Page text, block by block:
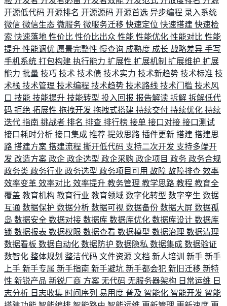
开源低代码 开源排名 开源源码 开源首选 异步编程 录入系统
微信 微信生态 微服务 微服务迁移 快速定位 快速搭建 快速检
索 快速落地 性价比 性价比出众 性能 性能优化 性能对比 性能
提升 性能调优 愿景完整性 慢查询 成熟度 成长 战略差异 手写
手机系统 打包构建 执行能力 扩展性 扩展机制 扩展维护 扩展
能力 批量 技巧 技术 技术债 技术实力 技术新趋势 技术标准 技
术栈 技术管理 技术编程 技术趋势 技术路线 技术门槛 技术风
口 技能 技能提升 技能转型 投入回报 报告解读 拆解 拆解低代
码 拒绝 拓展性 拖拽开发 拖拽式搭建 持续交付 持续优化 持续
迭代 指南 挑战者 排名 排查 排行榜 接单 接口对接 接口测试
接口耗时分析 接口集成 推荐 提效思路 插件更新 搭建 搭建思
路 搭建方案 搭建流程 撕开低代码 支持二次开发 支持多端开
发 改造方案 政企 政企选型 政企采购 政企项目 政务 政务合规
政务类 政务行业 政务选型 政务项目可用 故障 故障排查 效率
效率变革 效率对比 效率提升 教务管理 教学思路 教程 教育全
覆盖 教育机构 教育行业 教育领域 数字化转型 数字孪生 数据
互通 数据保护 数据分析 数据可视 数据备份 数据大屏 数据孤
岛 数据安全 数据对接 数据库 数据库优化 数据库设计 数据库
锁 数据报表 数据权限 数据查看 数据模型 数据治理 数据清理
数据看板 数据自动化 数据防护 数据隐私 数据集成 数据验证
数智化 整体规划 整洁代码 文件资源 文档 新人培训 新手 新手
上手 新手专属 新手指南 新手避坑 新手都会犯 新旧迁移 新特
性 新锐产品 新锐厂商 方案 无代码 无服务器架构 日常运维 日
志分析 日志收集 时间序列 易用度 普及 智能化 智能开发 智能